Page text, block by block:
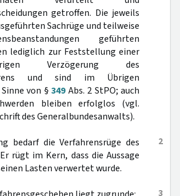
getroffen. Die jeweils
Sachrüge und teilweise
geführten
lediglich zur Feststellung einer
Verzögerung des
und sind im Übrigen
von §349Abs. 2 StPO; auch
bleiben erfolglos (vgl.
des Generalbundesanwalts).
2
bedarf die Verfahrensrüge des
rügt im Kern, dass die Aussage
Lasten verwertet wurde.
3